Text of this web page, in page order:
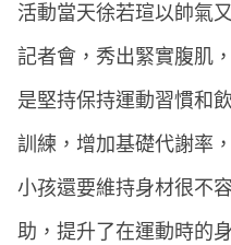
活動當天徐若瑄以帥氣
記者會，秀出緊實腹肌
是堅持保持運動習慣和
訓練，增加基礎代謝率
小孩還要維持身材很不
助，提升了在運動時的